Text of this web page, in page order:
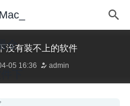
没有装不上的软件
05 16:36 admin